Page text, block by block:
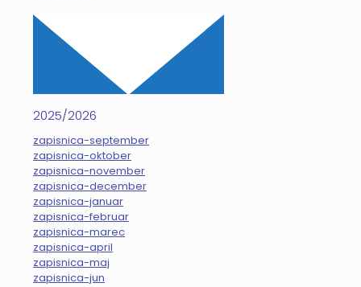
2025/2026
zapisnica-september
zapisnica-oktober
zapisnica-november
zapisnica-december
zapisnica-januar
zapisnica-februar
zapisnica-marec
zapisnica-april
zapisnica-maj
zapisnica-jun